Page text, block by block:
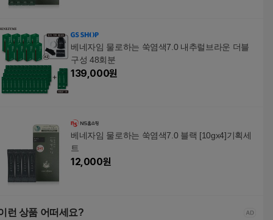
베네자임 물로하는 쑥염색7.0 내추럴브라운 더블
구성 48회분
139,000원
베네자임 물로하는 쑥염색7.0 블랙 [10gx4]기획세
트
12,000원
런 상품 어떠세요?